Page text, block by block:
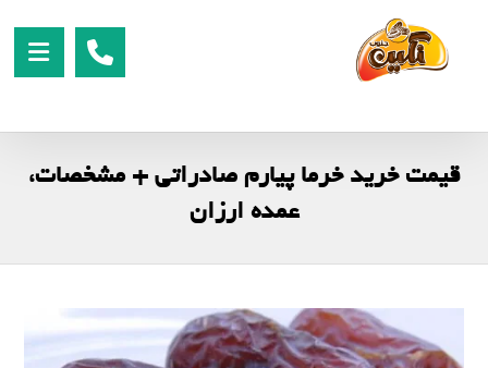
قیمت خرید خرما پیارم صادراتی + مشخصات،
عمده ارزان